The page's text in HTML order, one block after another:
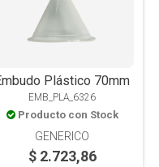
Plástico 70mm
EMB_PLA_6326
Producto con Stock
GENERICO
$ 2.723,86